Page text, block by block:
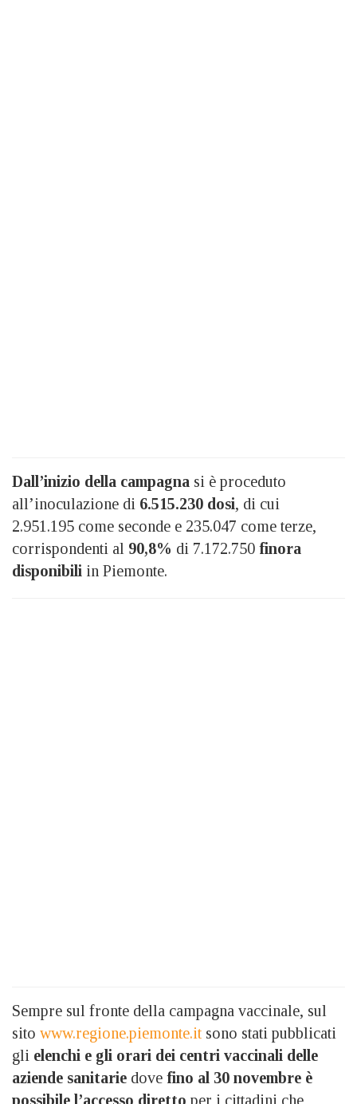
Dall’inizio della campagna si è proceduto
all’inoculazione di 6.515.230 dosi, di cui
2.951.195 come seconde e 235.047 come terze,
corrispondenti al 90,8% di 7.172.750 finora
disponibili in Piemonte.
Sempre sul fronte della campagna vaccinale, sul
sito www.regione.piemonte.it sono stati pubblicati
gli elenchi e gli orari dei centri vaccinali delle
aziende sanitarie dove fino al 30 novembre è
possibile l’accesso diretto per i cittadini che